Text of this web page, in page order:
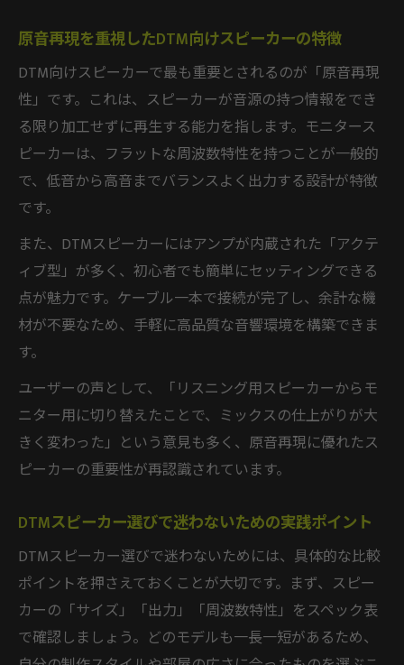
スピーカーなしDTM制作のメリットと限界
DTM用スピーカー選びが制作精度に与える
影響
設置と置き方で差が出るDTM制作環境
DTMスピーカーの設置と置き方の基本を解
説
せる
DTMスピーカーの置き方が音作りに与える
影響
設置場所ごとのDTMスピーカー選びのコツ
ク
原音再現を重視したDTM向けスピーカーの特徴
DTM向けスピーカーで最も重要とされるのが「原音再現
性」です。これは、スピーカーが音源の持つ情報をでき
る限り加工せずに再生する能力を指します。モニタース
ピーカーは、フラットな周波数特性を持つことが一般的
で、低音から高音までバランスよく出力する設計が特徴
です。
また、DTMスピーカーにはアンプが内蔵された「アクテ
ィブ型」が多く、初心者でも簡単にセッティングできる
点が魅力です。ケーブル一本で接続が完了し、余計な機
材が不要なため、手軽に高品質な音響環境を構築できま
す。
ユーザーの声として、「リスニング用スピーカーからモ
ニター用に切り替えたことで、ミックスの仕上がりが大
きく変わった」という意見も多く、原音再現に優れたス
ピーカーの重要性が再認識されています。
DTMスピーカー選びで迷わないための実践ポイント
DTMスピーカー選びで迷わないためには、具体的な比較
ポイントを押さえておくことが大切です。まず、スピー
カーの「サイズ」「出力」「周波数特性」をスペック表
で確認しましょう。どのモデルも一長一短があるため、